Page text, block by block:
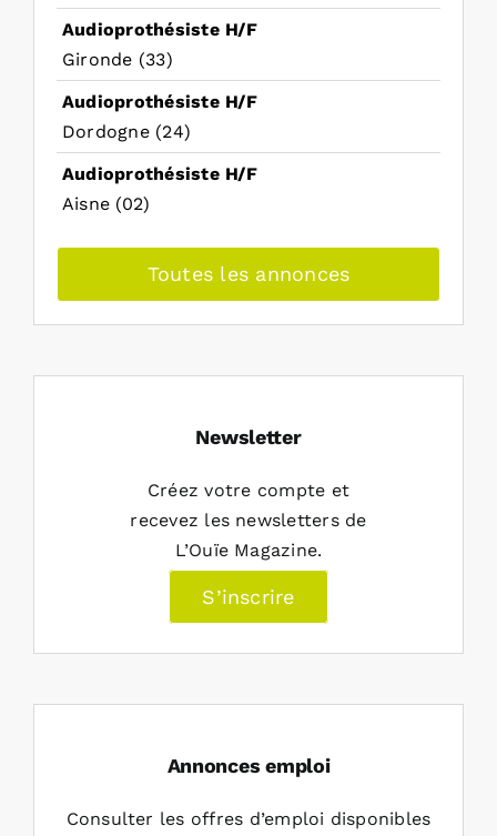
Audioprothésiste H/F
Gironde (33)
Audioprothésiste H/F
Dordogne (24)
Audioprothésiste H/F
Aisne (02)
Toutes les annonces
Newsletter
Créez votre compte et
recevez les newsletters de
L’Ouïe Magazine.
S’inscrire
Annonces emploi
Consulter les offres d’emploi disponibles